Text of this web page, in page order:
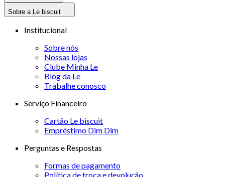
Sobre a Le biscuit
Institucional
Sobre nós
Nossas lojas
Clube Minha Le
Blog da Le
Trabalhe conosco
Serviço Financeiro
Cartão Le biscuit
Empréstimo Dim Dim
Perguntas e Respostas
Formas de pagamento
Política de troca e devolução